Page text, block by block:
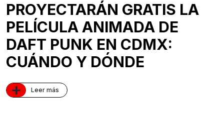
PROYECTARÁN GRATIS LA
PELÍCULA ANIMADA DE
DAFT PUNK EN CDMX:
CUÁNDO Y DÓNDE
+ Leer más